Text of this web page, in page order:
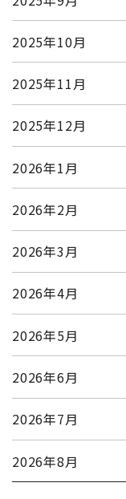
2025年10月
2025年11月
2025年12月
2026年1月
2026年2月
2026年3月
2026年4月
2026年5月
2026年6月
2026年7月
2026年8月